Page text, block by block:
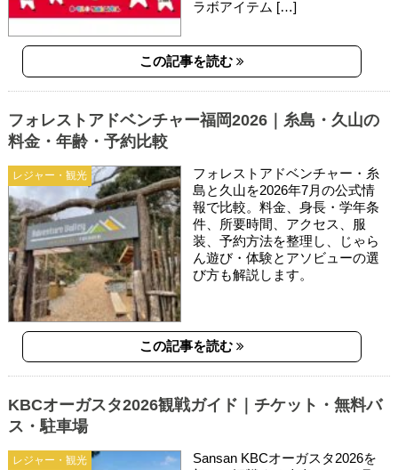
ラボアイテム […]
この記事を読む
レジャー・観光
フォレストアドベンチャー福岡2026｜糸島・久山の
料金・年齢・予約比較
フォレストアドベンチャー・糸
島と久山を2026年7月の公式情
報で比較。料金、身長・学年条
件、所要時間、アクセス、服
装、予約方法を整理し、じゃら
ん遊び・体験とアソビューの選
び方も解説します。
この記事を読む
レジャー・観光
KBCオーガスタ2026観戦ガイド｜チケット・無料バ
ス・駐車場
Sansan KBCオーガスタ2026を